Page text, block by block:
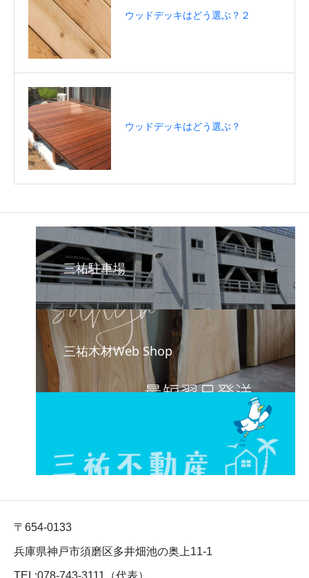
ウッドデッキはどう選ぶ？２
ウッドデッキはどう選ぶ？
三祐駐車場
三祐木材Web Shop
〒654-0133
兵庫県神戸市須磨区多井畑池の奥上11-1
TEL:078-743-3111（代表）